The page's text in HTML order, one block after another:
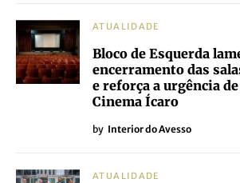
ATUALIDADE
Bloco de Esquerda
encerramento das
e reforça a urgência
Cinema Ícaro
by Interior do Avesso
ATUALIDADE